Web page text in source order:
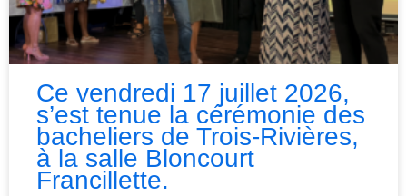
Ce vendredi 17 juillet 2026,
s’est tenue la cérémonie des
bacheliers de Trois-Rivières,
à la salle Bloncourt
Francillette.